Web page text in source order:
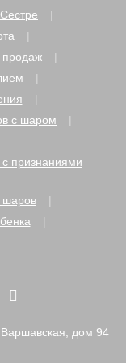
Сестре
продаж
с шаром
признаниями
шаров
Варшавская, дом 94